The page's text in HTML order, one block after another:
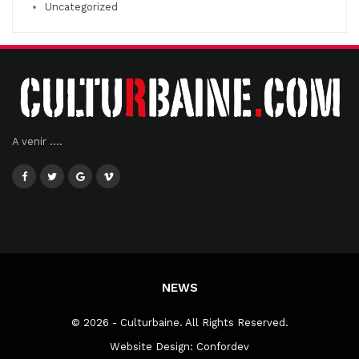
Uncategorized
A venir ....
NEWS
© 2026 - Culturbaine. All Rights Reserved.
Website Design: Confordev